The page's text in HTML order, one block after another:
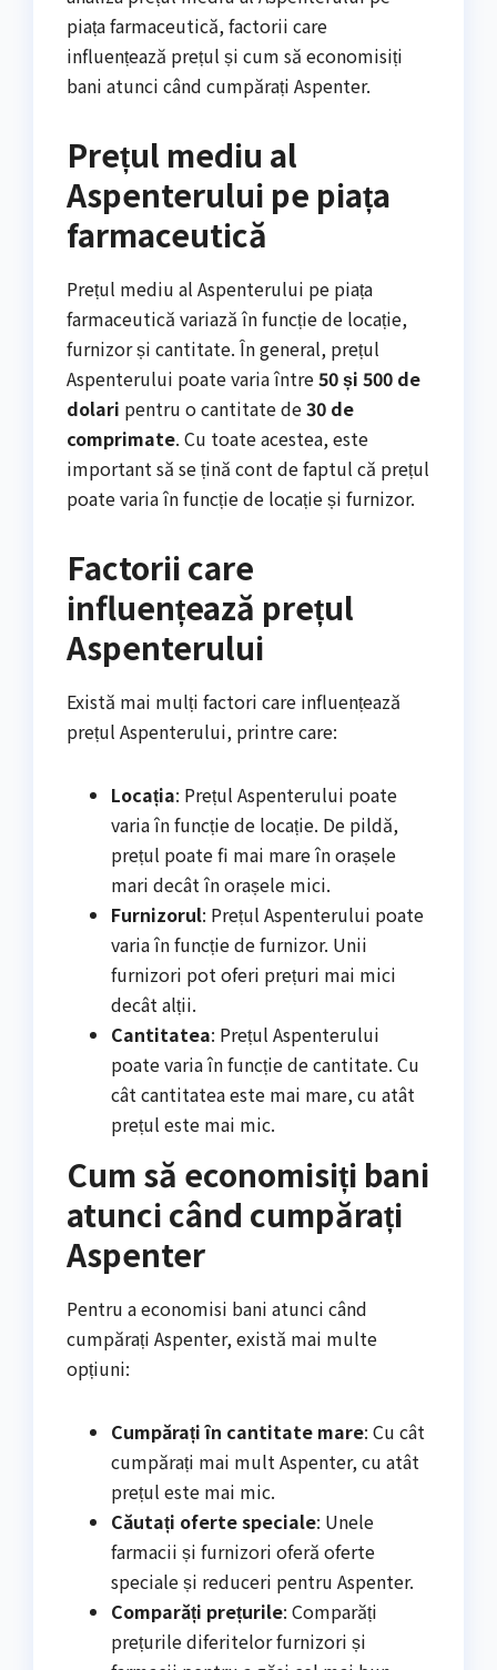
piața farmaceutică, factorii care
influențează prețul și cum să economisiți
bani atunci când cumpărați Aspenter.
Prețul mediu al
Aspenterului pe piața
farmaceutică
Prețul mediu al Aspenterului pe piața
farmaceutică variază în funcție de locație,
furnizor și cantitate. În general, prețul
Aspenterului poate varia între50 și 500 de
dolari pentru o cantitate de30 de
comprimate. Cu toate acestea, este
important să se țină cont de faptul că prețul
poate varia în funcție de locație și furnizor.
Factorii care
influențează prețul
Aspenterului
Există mai mulți factori care influențează
prețul Aspenterului, printre care:
Locația: Prețul Aspenterului poate
varia în funcție de locație. De pildă,
prețul poate fi mai mare în orașele
mari decât în orașele mici.
Furnizorul: Prețul Aspenterului poate
varia în funcție de furnizor. Unii
furnizori pot oferi prețuri mai mici
decât alții.
Cantitatea: Prețul Aspenterului
poate varia în funcție de cantitate. Cu
cât cantitatea este mai mare, cu atât
prețul este mai mic.
Cum să economisiți bani
atunci când cumpărați
Aspenter
Pentru a economisi bani atunci când
cumpărați Aspenter, există mai multe
opțiuni:
Cumpărați în cantitate mare: Cu cât
cumpărați mai mult Aspenter, cu atât
prețul este mai mic.
Căutați oferte speciale: Unele
farmacii și furnizori oferă oferte
speciale și reduceri pentru Aspenter.
Comparăți prețurile: Comparăți
prețurile diferitelor furnizori și